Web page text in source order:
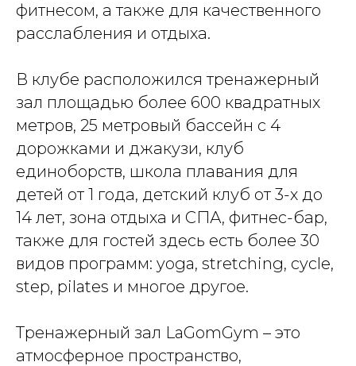
фитнесом, а также для качественного
расслабления и отдыха.
В клубе расположился тренажерный
зал площадью более 600 квадратных
метров, 25 метровый бассейн с 4
дорожками и джакузи, клуб
единоборств, школа плавания для
детей от 1 года, детский клуб от 3-х до
14 лет, зона отдыха и СПА, фитнес-бар,
также для гостей здесь есть более 30
видов программ: yoga, stretching, cycle,
step, pilates и многое другое.
Тренажерный зал LaGomGym – это
атмосферное пространство,